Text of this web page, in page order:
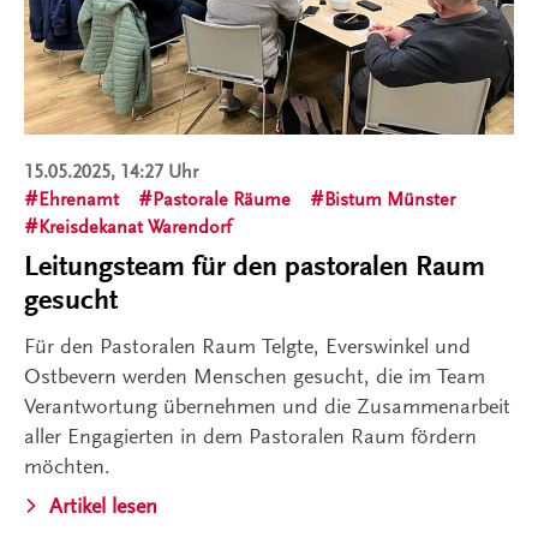
15.05.2025, 14:27 Uhr
Ehrenamt
Pastorale Räume
Bistum Münster
Kreisdekanat Warendorf
Leitungsteam für den pastoralen Raum
gesucht
Für den Pastoralen Raum Telgte, Everswinkel und
Ostbevern werden Menschen gesucht, die im Team
Verantwortung übernehmen und die Zusammenarbeit
aller Engagierten in dem Pastoralen Raum fördern
möchten.
Artikel lesen